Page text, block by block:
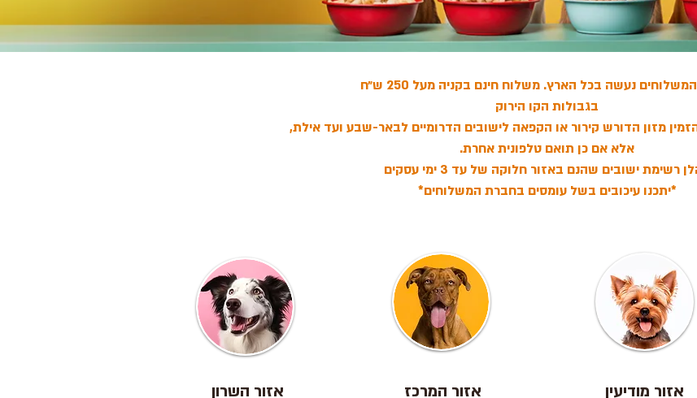
נעשה בכל הארץ. משלוח חינם בקניה מעל 250 ש״ח
בגבולות הקו הירוק
מזון הדורש קירור או הקפאה לישובים הדרומיים לבאר-שבע ועד אילת,
אלא אם כן תואם טלפונית אחרת.
רשימת ישובים שהנם באזור חלוקה של עד 3 ימי עסקים
*יתכנו עיכובים בשל עומסים בחברת המשלוחים*
אזור השרון אזור המרכז אזור מודיעין